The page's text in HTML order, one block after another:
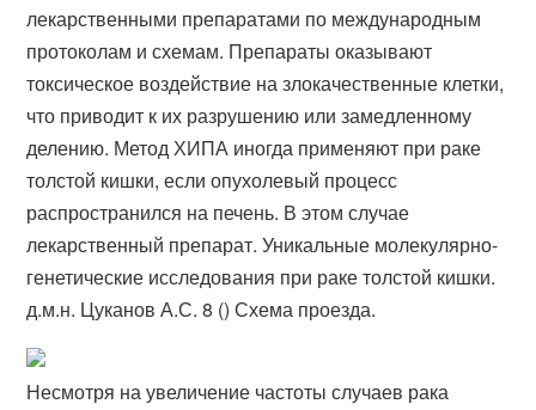
лекарственными препаратами по международным
протоколам и схемам. Препараты оказывают
токсическое воздействие на злокачественные клетки,
что приводит к их разрушению или замедленному
делению. Метод ХИПА иногда применяют при раке
толстой кишки, если опухолевый процесс
распространился на печень. В этом случае
лекарственный препарат​. Уникальные молекулярно-
генетические исследования при раке толстой кишки.
д.м.н. Цуканов А.С. 8 () Схема проезда.
Несмотря на увеличение частоты случаев рака